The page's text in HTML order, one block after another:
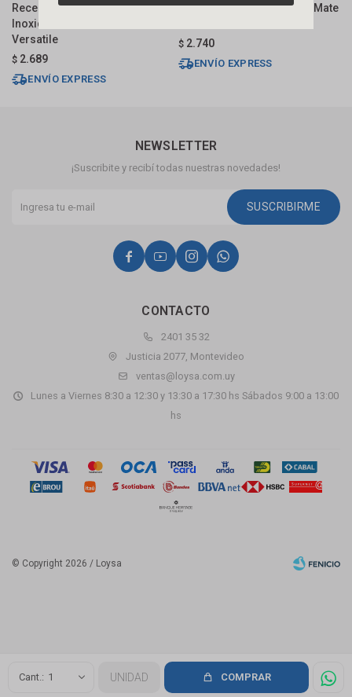
1 UNIDAD COMPRAR
Receptaculo Tapa Acero
Inoxidable 50cm Salida Central
Versatile
$ 2.689
ENVÍO EXPRESS
Receptáculo Lineal Negro Mate
$ 2.740
ENVÍO EXPRESS
CONTACTO
2401 35 32
Justicia 2077, Montevideo
ventas@loysa.com.uy
Lunes a Viernes 8:30 a 12:30 y 13:30 a 17:30 hs Sábados 9:00 a 13:00
hs
NEWSLETTER
¡Suscribite y recibí todas nuestras novedades!
SUSCRIBIRME
   
© Copyright 2026 / Loysa
Fenicio